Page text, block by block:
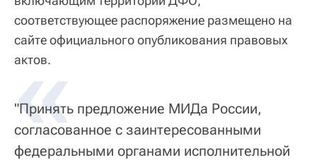
соответствующее распоряжение размещено на
сайте официального опубликования правовых
актов.
«
"Принять предложение МИДа России,
согласованное с заинтересованными
федеральными органами исполнительной